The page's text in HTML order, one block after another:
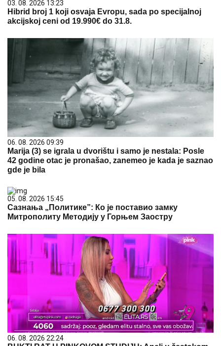
03. 08. 2026 13:23
Hibrid broj 1 koji osvaja Evropu, sada po specijalnoj
akcijskoj ceni od 19.990€ do 31.8.
06. 08. 2026 09:39
Marija (3) se igrala u dvorištu i samo je nestala: Posle
42 godine otac je pronašao, zanemeo je kada je saznao
gde je bila
05. 08. 2026 15:45
Сазнања „Политике”: Ко је поставио замку
Митрополиту Методију у Горњем Заостру
06. 08. 2026 22:24